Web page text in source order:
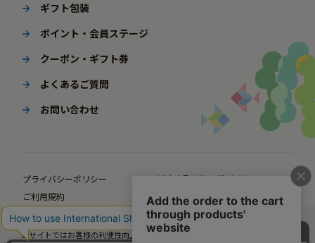
ギフト包装
ポイント・会員ステージ
クーポン・ギフト券
よくあるご質問
お問い合わせ
プライバシーポリシー
特定商取引法に基づく表示
ご利用規約
ポイント規約
企業サイト
法人様向けオンラインショップ
当サイトではお客様の利便性向上のための情報提供、サービス改善のための分